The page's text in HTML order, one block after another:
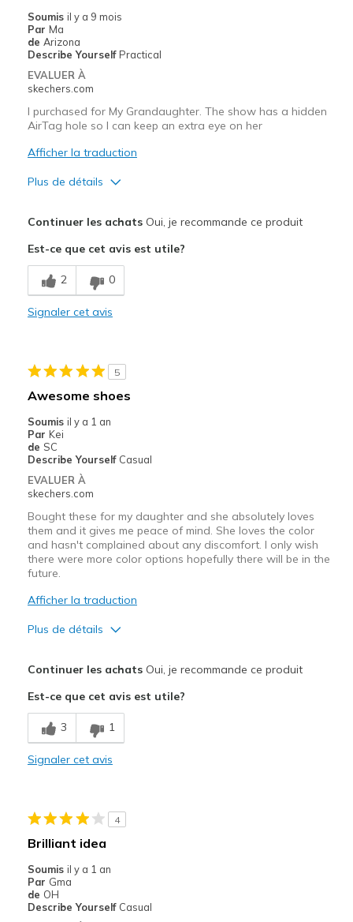
Soumis il y a 9 mois
Par Ma
de Arizona
Describe Yourself Practical
EVALUER À
skechers.com
I purchased for My Grandaughter. The show has a hidden
AirTag hole so I can keep an extra eye on her
Afficher la traduction
Plus de détails
Durable
Les meilleures utilisations
Casual Wear
Sizing
Feels true to size
View On Shoes
Shoes are for Wearing
Continuer les achatsOui, je recommande ce produit
Est-ce que cet avis est utile?
2 0
Signaler cet avis
5
Awesome shoes
Soumis il y a 1 an
Par Kei
de SC
Describe Yourself Casual
EVALUER À
skechers.com
Bought these for my daughter and she absolutely loves
them and it gives me peace of mind. She loves the color
and hasn't complained about any discomfort. I only wish
there were more color options hopefully there will be in the
future.
Afficher la traduction
Plus de détails
Comfortable
Le contre
Needs more color options
Casual Wear
Sizing
View On Shoes
I'm Into Shoes
Continuer les achatsOui, je recommande ce produit
Est-ce que cet avis est utile?
3 1
Signaler cet avis
4
Brilliant idea
Soumis il y a 1 an
Par Gma
de OH
Describe Yourself Casual